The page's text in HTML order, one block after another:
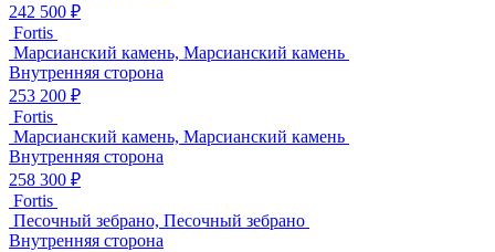
242 500 ₽
Fortis
Марсианский камень, Марсианский камень
Внутренняя сторона
253 200 ₽
Fortis
Марсианский камень, Марсианский камень
Внутренняя сторона
258 300 ₽
Fortis
Песочный зебрано, Песочный зебрано
Внутренняя сторона